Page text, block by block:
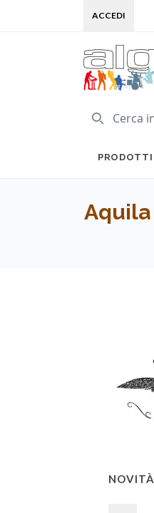
ACCEDI
PRODOTTI
Aquila
NOVITÀ